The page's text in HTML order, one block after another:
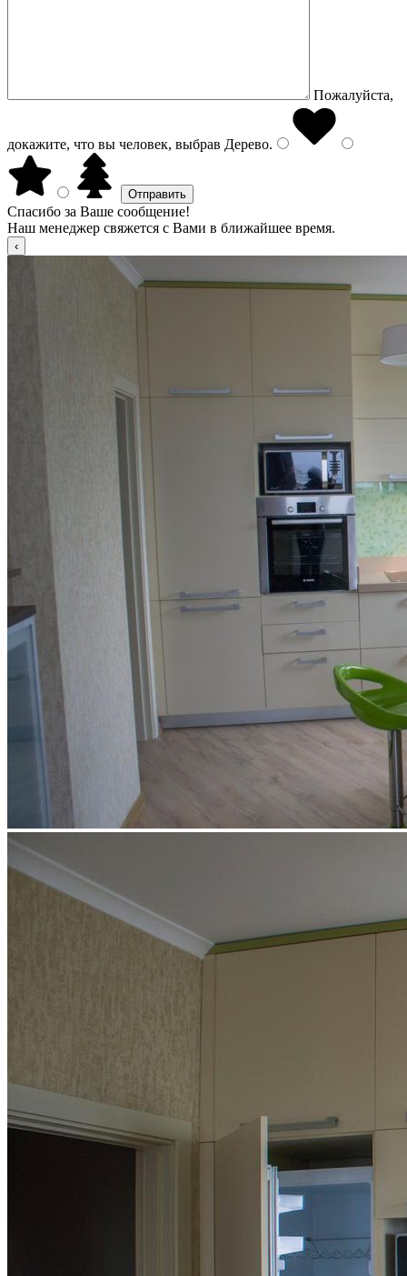
Пожалуйста,
докажите, что вы человек, выбрав Дерево.
Спасибо за Ваше сообщение!
Наш менеджер свяжется с Вами в ближайшее время.